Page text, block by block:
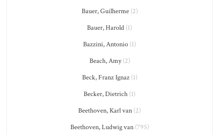
Bauer, Guilherme(2)
Bauer, Harold (1)
Bazzini, Antonio (1)
Beach, Amy(2)
Beck, Franz Ignaz(1)
Becker, Dietrich (1)
Beethoven, Karl van (2)
Beethoven, Ludwig van(795)